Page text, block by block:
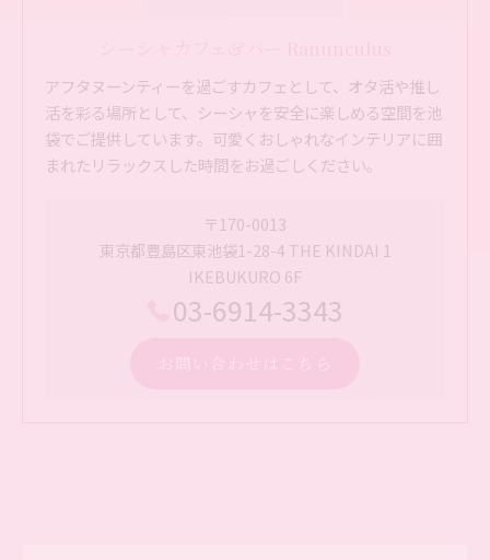
アフタヌーンティーを過ごすカフェとして、オタ活や推し
活を彩る場所として、シーシャを安全に楽しめる空間を池
袋でご提供しています。可愛くおしゃれなインテリアに囲
まれたリラックスした時間をお過ごしください。
〒170-0013
東京都豊島区東池袋1-28-4 THE KINDAI 1
IKEBUKURO 6F
03-6914-3343
お問い合わせはこちら